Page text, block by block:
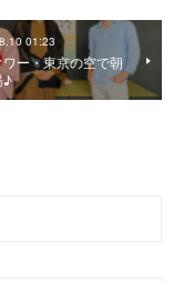
01:23
ー・東京の空で朝
♪